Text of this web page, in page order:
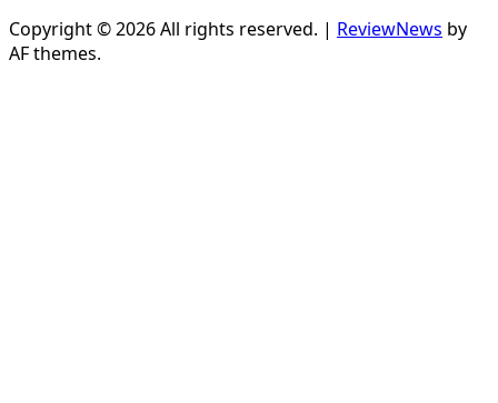
Copyright © 2026 All rights reserved. | ReviewNews by
AF themes.